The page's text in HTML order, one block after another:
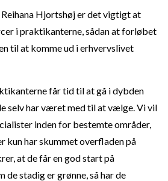
Hjortshøj er det vigtigt at
i praktikanterne, sådan at forløbet
til at komme ud i erhvervslivet
får tid til at gå i dybden
selv har været med til at vælge. Vi vil
inden for bestemte områder,
kun har skummet overfladen på
at de får en god start på
de stadig er grønne, så har de